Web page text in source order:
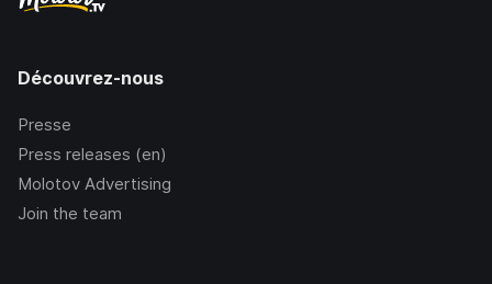
Découvrez-nous
Presse
Press releases (en)
Molotov Advertising
Join the team